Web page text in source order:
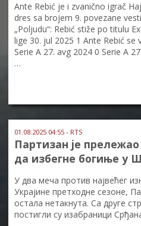
Ante Rebić je i zvanično igrač
dres sa brojem 9. povezane
„Poljudu“: Rebić stiže po titulu
lige 30. jul 2025 1 Ante Rebić
Serie A 27. avg 2024 0 Serie A
…
01.08.2025 04:55 - RTS
Партизан је
да избегне богиње у
У два меча против највећег
Украјине претходне сезоне,
остала нетакнута. Са друге
постигли су изабраници